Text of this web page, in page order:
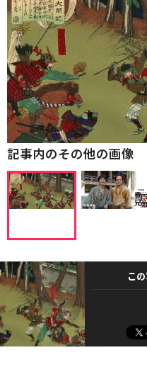
記事内のその他の画像
こ